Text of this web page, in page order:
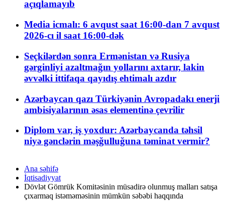
açıqlamayıb
Media icmalı: 6 avqust saat 16:00-dan 7 avqust
2026-cı il saat 16:00-dək
Seçkilərdən sonra Ermənistan və Rusiya
gərginliyi azaltmağın yollarını axtarır, lakin
əvvəlki ittifaqa qayıdış ehtimalı azdır
Azərbaycan qazı Türkiyənin Avropadakı enerji
ambisiyalarının əsas elementinə çevrilir
Diplom var, iş yoxdur: Azərbaycanda təhsil
niyə gənclərin məşğulluğuna təminat vermir?
Ana səhifə
İqtisadiyyat
Dövlət Gömrük Komitəsinin müsadirə olunmuş malları satışa
çıxarmaq istəməməsinin mümkün səbəbi haqqında